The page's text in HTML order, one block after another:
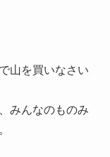
山を買いなさい
みんなのものみ